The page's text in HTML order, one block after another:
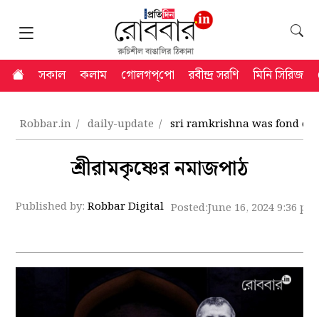
সকাল কলাম গোলগপ্‌পো রবীন্দ্র সরণি মিনি সিরিজ
Robbar.in daily-update sri ramkrishna was fond of
শ্রীরামকৃষ্ণের নমাজপাঠ
Published by:Robbar Digital Posted:June 16, 2024 9:36 pm